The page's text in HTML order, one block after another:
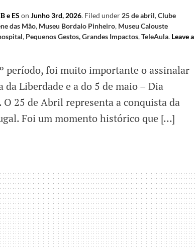
e ES on Junho 3rd, 2026. Filed under 25 de abril,Clube
das Mão, Museu Bordalo Pinheiro, Museu Calouste
, Pequenos Gestos, Grandes Impactos,TeleAula. Leave a
período, foi muito importante o assinalar
da Liberdade e a do 5 de maio – Dia
25 de Abril representa a conquista da
Foi um momento histórico que […]